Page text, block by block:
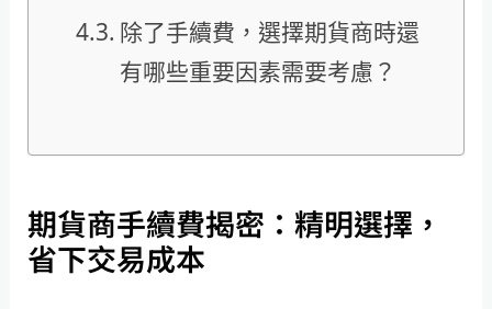
除了手續費，選擇期貨商時還
有哪些重要因素需要考慮？
期貨商手續費揭密：精明選擇，
省下交易成本